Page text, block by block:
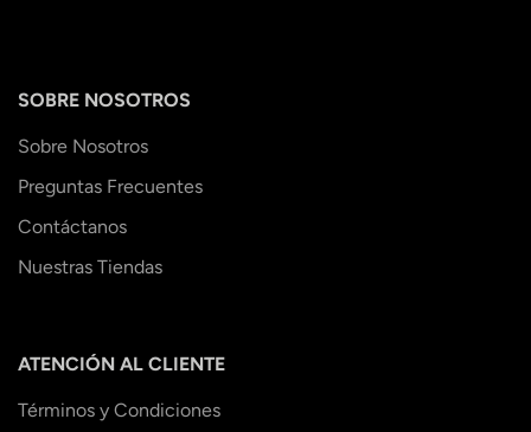
SOBRE NOSOTROS
Sobre Nosotros
Preguntas Frecuentes
Contáctanos
Nuestras Tiendas
ATENCIÓN AL CLIENTE
Términos y Condiciones